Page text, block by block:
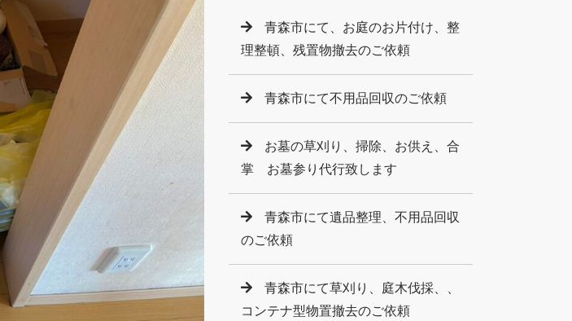
青森市にて、お庭のお片付け、整
理整頓、残置物撤去のご依頼
青森市にて不用品回収のご依頼
お墓の草刈り、掃除、お供え、合
掌 お墓参り代行致します
青森市にて遺品整理、不用品回収
のご依頼
青森市にて草刈り、庭木伐採、、
コンテナ型物置撤去のご依頼